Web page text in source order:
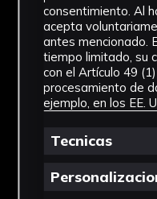
Abandoned Bunker
Peter Goin
CICUS. Edificio
Bomb Assembly
consentimiento. Al
acepta
antes mencionado.
tiempo limitado, su
con el Artículo 49
procesamiento de
ejemplo, en los EE.
Tecnicas